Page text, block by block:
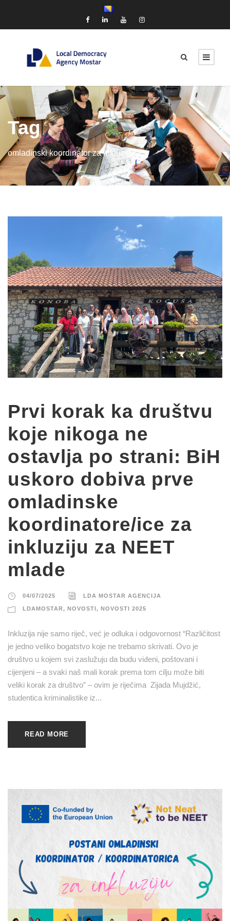
Tag
omladinski koordinator za inkluziju
Prvi korak ka društvu
koje nikoga ne
ostavlja po strani: BiH
uskoro dobiva prve
omladinske
koordinatore/ice za
inkluziju za NEET
mlade
04/07/2025 LDA MOSTAR AGENCIJA
LDAMOSTAR, NOVOSTI, NOVOSTI 2025
Inkluzija nije samo riječ, već je odluka i odgovornost “Različitost
je jedno veliko bogatstvo koje ne trebamo skrivati. Ovo je
društvo u kojem svi zaslužuju da budu viđeni, poštovani i
cijenjeni – a svaki naš mali korak prema tom cilju može biti
veliki korak za društvo” – ovim je riječima Zijada Mujdžić,
studentica kriminalistike iz...
READ MORE